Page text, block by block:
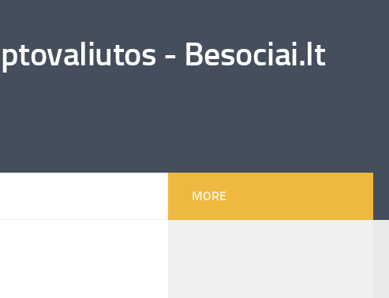
- Besociai.lt
MORE